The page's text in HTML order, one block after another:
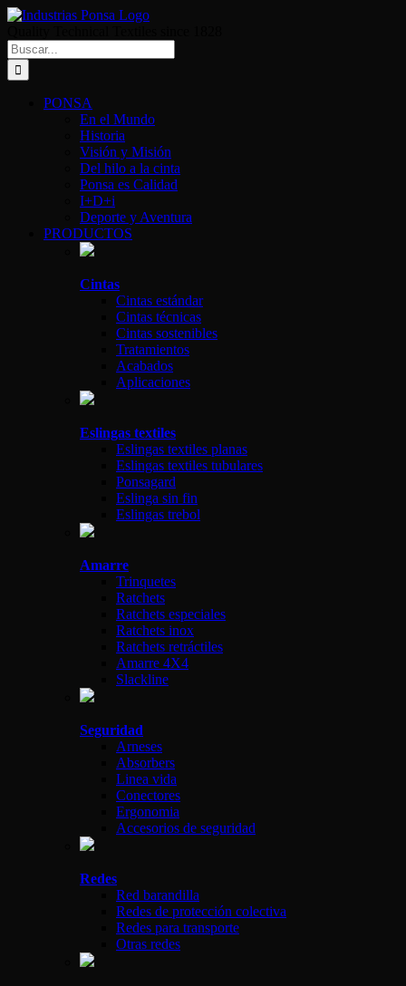
Saltar
contenido
Buscar:
PONSA
En el Mundo
Historia
Visión y Misión
Del hilo a la cinta
Ponsa es Calidad
I+D+i
Deporte y Aventura
PRODUCTOS
Cintas
Cintas estándar
Cintas técnicas
Cintas sostenibles
Tratamientos
Acabados
Aplicaciones
Eslingas textiles
Eslingas textiles planas
Eslingas textiles tubulares
Ponsagard
Eslinga sin fin
Eslingas trebol
Amarre
Trinquetes
Ratchets
Ratchets especiales
Ratchets inox
Ratchets retráctiles
Amarre 4X4
Slackline
Seguridad
Arneses
Absorbers
Linea vida
Conectores
Ergonomia
Accesorios de seguridad
Redes
Red barandilla
Redes de protección colectiva
Redes para transporte
Otras redes